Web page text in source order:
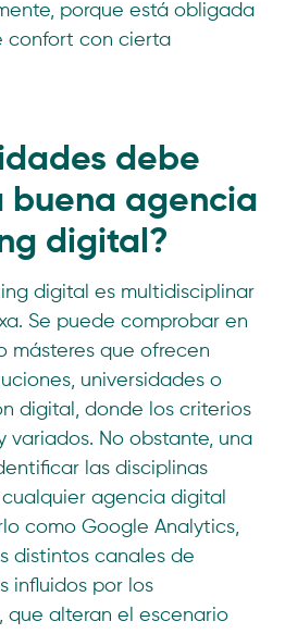
porque está obligada
confort con cierta
debe
buena agencia
digital?
digital es multidisciplinar
Se puede comprobar en
másteres que ofrecen
universidades o
digital, donde los criterios
variados. No obstante, una
las disciplinas
agencia digital
como Google Analytics,
distintos canales de
influidos por los
que alteran el escenario